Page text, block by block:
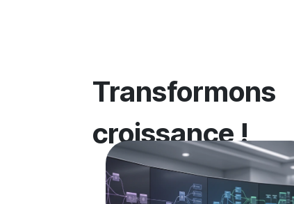
Transformons
croissance !